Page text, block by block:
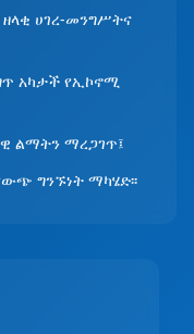
ሀገረ-መንግሥትና
አካታች የኢኮኖሚ
ልማትን ማረጋገጥ፤
ግንኙነት ማካሄድ፡፡